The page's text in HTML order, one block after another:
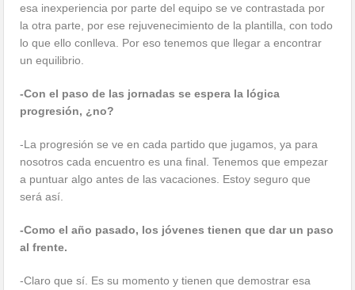
esa inexperiencia por parte del equipo se ve contrastada por
la otra parte, por ese rejuvenecimiento de la plantilla, con todo
lo que ello conlleva. Por eso tenemos que llegar a encontrar
un equilibrio.
-Con el paso de las jornadas se espera la lógica
progresión, ¿no?
-La progresión se ve en cada partido que jugamos, ya para
nosotros cada encuentro es una final. Tenemos que empezar
a puntuar algo antes de las vacaciones. Estoy seguro que
será así.
-Como el año pasado, los jóvenes tienen que dar un paso
al frente.
-Claro que sí. Es su momento y tienen que demostrar esa